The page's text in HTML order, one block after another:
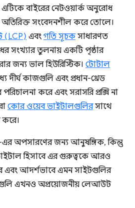
এটিকে বাইরের নেটওয়ার্ক অনুরোধ
সংবেদনশীল করে তোলে।
(LCP) এবং গতি সূচকসাধারণত
সংখ্যার তুলনায় একটি পৃষ্ঠার
জন্য ভাল হিউরিস্টিক। টোটাল
দীর্ঘ কাজগুলি এবং প্রধান-থ্রেড
করে এবং সরাসরি প্রক্সি না
কোর ওয়েব ভাইটালগুলিরসাথে
এর অপসারণের জন্য আনুষঙ্গিক, কিন্তু
হিসাবে এর গুরুত্বকে আরও
এবং আদর্শভাবে এমন সাইটগুলির
এখনও অপ্রয়োজনীয় লেআউট